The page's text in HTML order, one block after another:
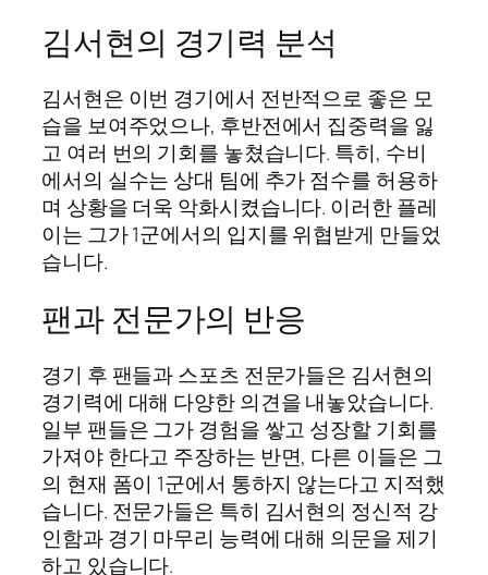
김서현의 경기력 분석
김서현은 이번 경기에서 전반적으로 좋은 모
습을 보여주었으나, 후반전에서 집중력을 잃
고 여러 번의 기회를 놓쳤습니다. 특히, 수비
에서의 실수는 상대 팀에 추가 점수를 허용하
며 상황을 더욱 악화시켰습니다. 이러한 플레
이는 그가 1군에서의 입지를 위협받게 만들었
습니다.
팬과 전문가의 반응
경기 후 팬들과 스포츠 전문가들은 김서현의
경기력에 대해 다양한 의견을 내놓았습니다.
일부 팬들은 그가 경험을 쌓고 성장할 기회를
가져야 한다고 주장하는 반면, 다른 이들은 그
의 현재 폼이 1군에서 통하지 않는다고 지적했
습니다. 전문가들은 특히 김서현의 정신적 강
인함과 경기 마무리 능력에 대해 의문을 제기
하고 있습니다.